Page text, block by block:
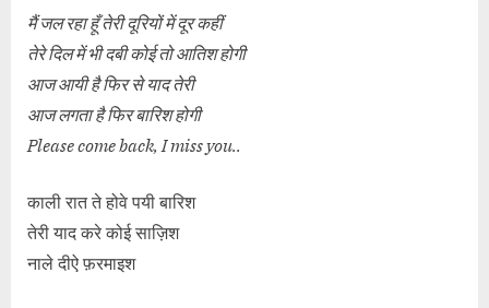
मैं जल रहा हूँ तेरी दूरियों में दूर कहीं
तेरे दिल में भी दबी कोई तो आतिश होगी
आज आयी है फिर से याद तेरी
आज लगता है फिर बारिश होगी
Please come back, I miss you..
काली रात ते होवे पयी बारिश
तेरी याद करे कोई साज़िश
नाले दीऐ फ़रमाइश